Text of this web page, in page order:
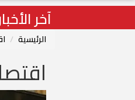
آخر
الرئيسية